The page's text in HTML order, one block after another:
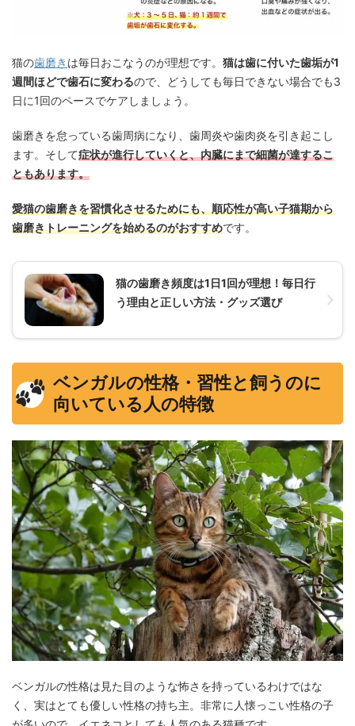
猫の歯磨き は毎日おこなうのが理想です。 猫は歯に付いた歯垢が1
週間ほどで歯石に変わるので、どうしても毎日できない場合でも3
日に1回のペースでケアしましょう。
歯磨きを怠っている歯周病になり、歯周炎や歯肉炎を引き起こし
ます。そして症状が進行していくと、内臓にまで細菌が達するこ
ともあります。
愛猫の歯磨きを習慣化させるためにも、順応性が高い子猫期から
歯磨きトレーニングを始めるのがおすすめです。
猫の歯磨き頻度は1日1回が理想！毎日行
う理由と正しい方法・グッズ選び
ベンガルの性格・習性と飼うのに
向いている人の特徴
ベンガルの性格は見た目のような怖さを持っているわけではな
く、実はとても優しい性格の持ち主。非常に人懐っこい性格の子